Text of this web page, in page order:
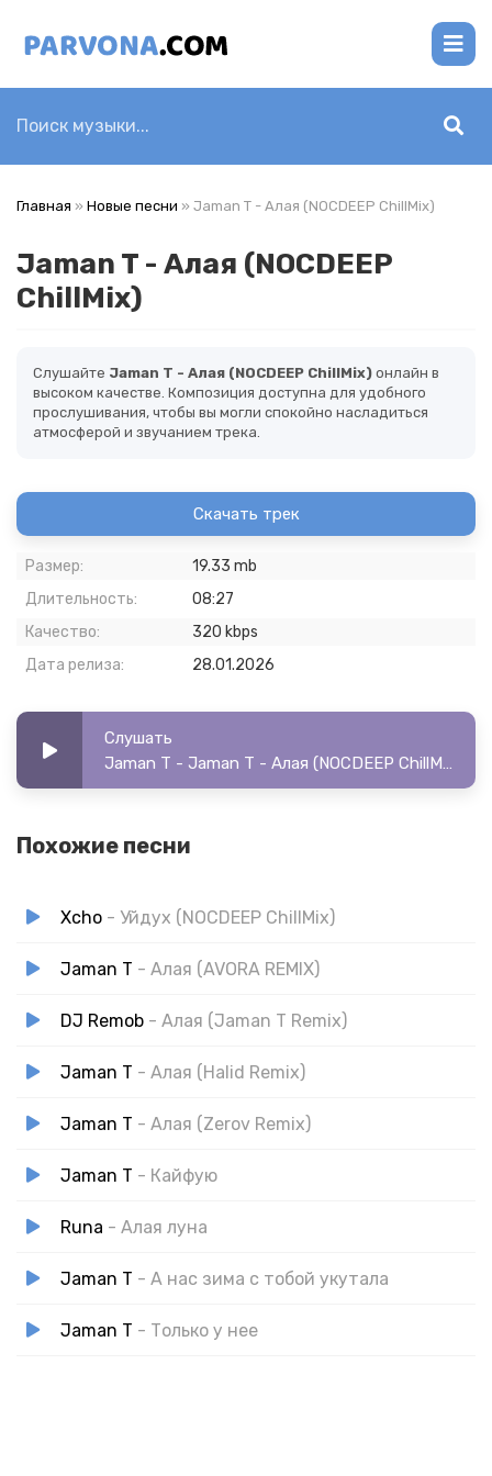
Главная » Новые песни » Jaman T - Алая (NOCDEEP ChillMix)
Jaman T - Алая (NOCDEEP
ChillMix)
Слушайте Jaman T - Алая (NOCDEEP ChillMix) онлайн в
высоком качестве. Композиция доступна для удобного
прослушивания, чтобы вы могли спокойно насладиться
атмосферой и звучанием трека.
Скачать трек
Размер:
19.33 mb
Длительность:
08:27
Качество:
320 kbps
Дата релиза:
28.01.2026
Слушать
Jaman T - Jaman T - Алая (NOCDEEP ChillMix)
Похожие песни
Xcho - Уйдуx (NOCDEEP ChillMix)
Jaman T - Алая (AVORA REMIX)
DJ Remob - Алая (Jaman T Remix)
Jaman T - Алая (Halid Remix)
Jaman T - Алая (Zerov Remix)
Jaman T - Кайфую
Runa - Алая луна
Jaman T - А нас зима с тобой укутала
Jaman T - Только у нее